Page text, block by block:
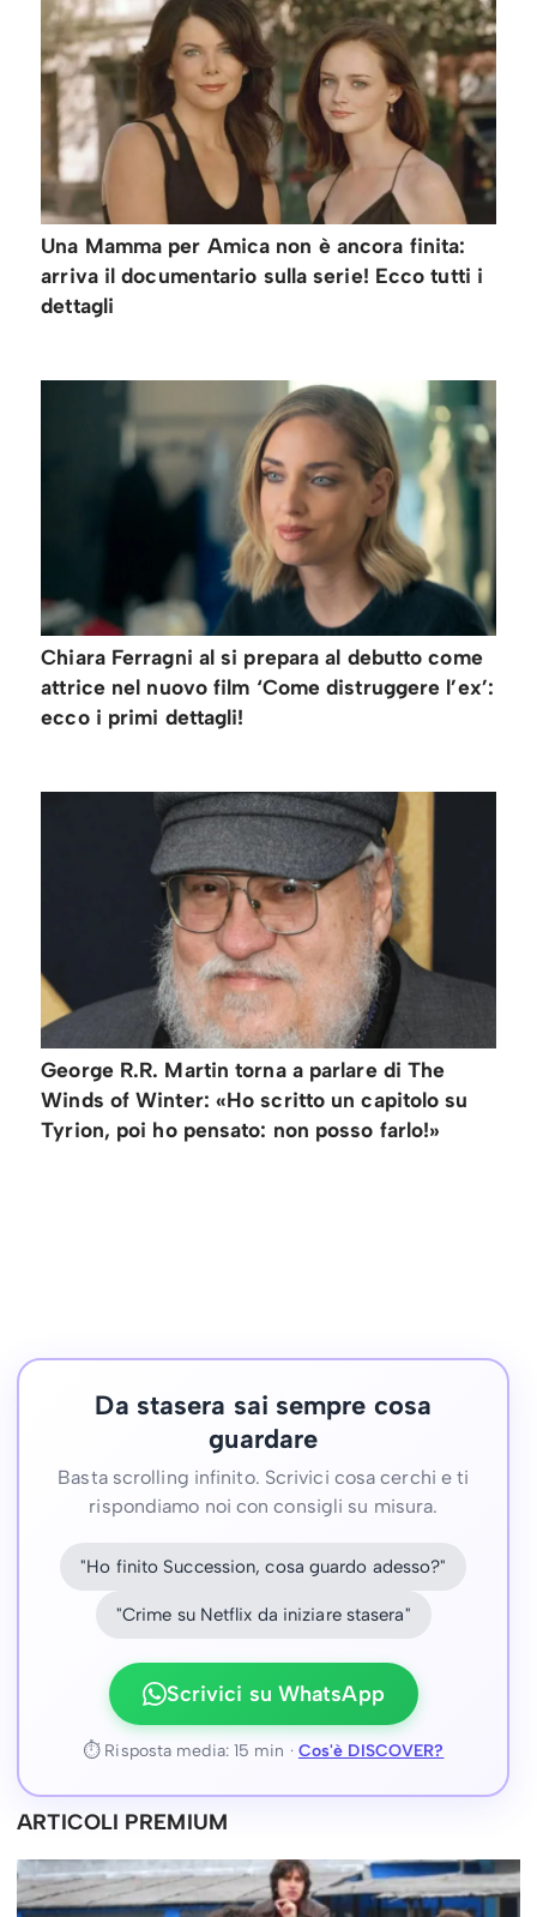
Una Mamma per Amica non è ancora finita:
arriva il documentario sulla serie! Ecco tutti i
dettagli
Chiara Ferragni al si prepara al debutto come
attrice nel nuovo film ‘Come distruggere l’ex’:
ecco i primi dettagli!
George R.R. Martin torna a parlare di The
Winds of Winter: «Ho scritto un capitolo su
Tyrion, poi ho pensato: non posso farlo!»
Da stasera sai sempre cosa
guardare
Basta scrolling infinito. Scrivici cosa cerchi e ti
rispondiamo noi con consigli su misura.
"Ho finito Succession, cosa guardo adesso?"
"Crime su Netflix da iniziare stasera"
Scrivici su WhatsApp
⏱ Risposta media: 15 min · Cos'è DISCOVER?
ARTICOLI PREMIUM